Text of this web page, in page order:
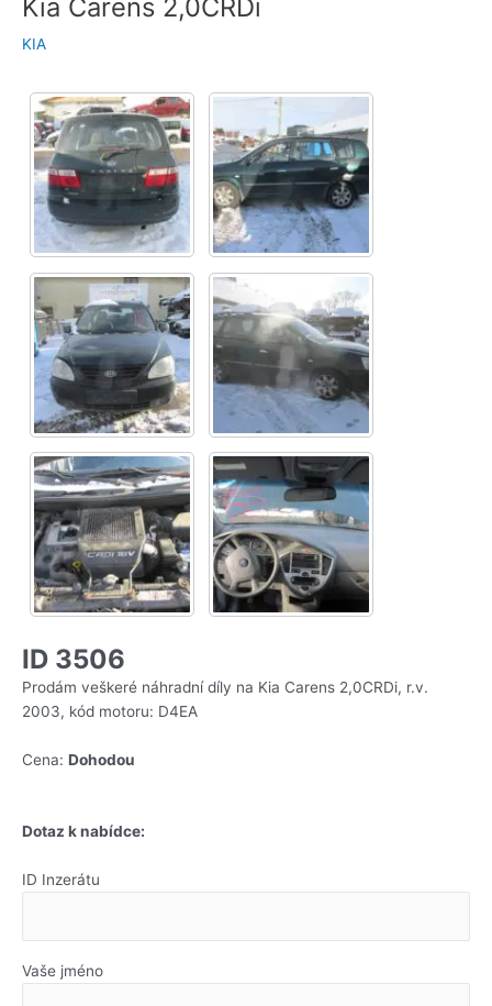
Kia Carens 2,0CRDi
KIA
ID 3506
Prodám veškeré náhradní díly na Kia Carens 2,0CRDi, r.v.
2003, kód motoru: D4EA
Cena: Dohodou
Dotaz k nabídce:
ID Inzerátu
Vaše jméno